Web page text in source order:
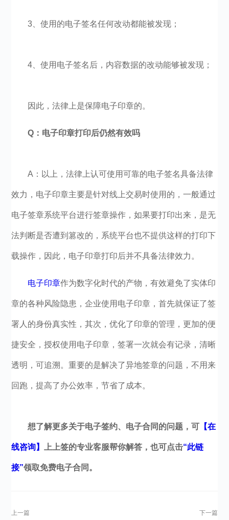
3、使用的电子签名任何改动都能被发现；
4、使用电子签名后，内容数据的改动能够被发现；
因此，法律上是保障电子印章的。
Q：电子印章打印后仍然有效吗
A：以上，法律上认可使用可靠的电子签名具备法律
效力，电子印章主要是针对线上交易时使用的，一般通过
电子签章系统平台进行签章操作，如果要打印出来，是无
法判断是否遭到篡改的，系统平台也不提供这样的打印下
载操作，因此，电子印章打印后并不具备法律效力。
电子印章作为数字化时代的产物，有效避免了实体印
章的各种风险隐患，企业使用电子印章，首先就保证了签
署人的身份真实性，其次，优化了印章的管理，更加的便
捷安全，授权使用电子印章，签署一次就会有记录，清晰
透明，可追溯。重要的是解决了异地签章的问题，不用来
回跑，提高了办公效率，节省了成本。
想了解更多关于电子签约、电子合同的问题，可 【在
线咨询】 上上签的专业客服帮你解答，也可点击“此链
接”领取免费电子合同。
上一篇 下一篇